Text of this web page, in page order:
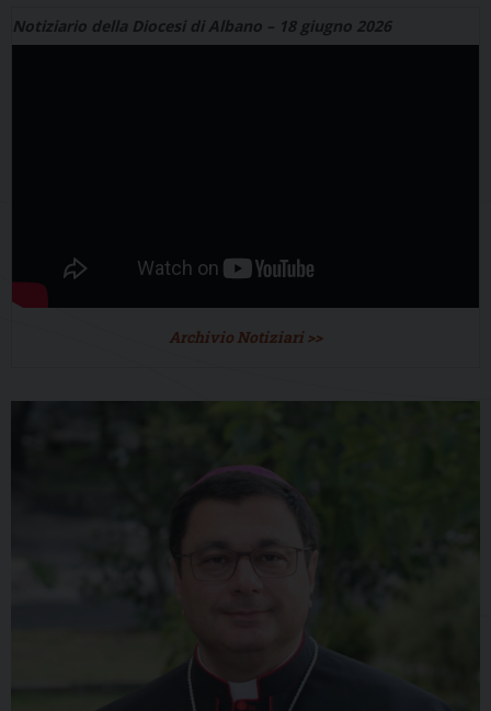
Notiziario della Diocesi di Albano – 18 giugno 2026
Archivio Notiziari >>